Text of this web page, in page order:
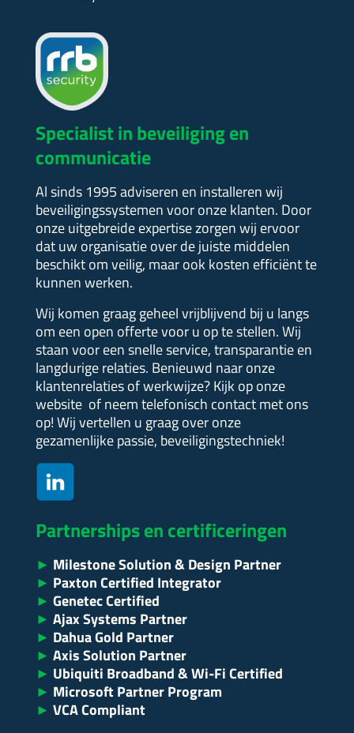
Specialist in beveiliging en
communicatie
Al sinds 1995 adviseren en installeren wij
beveiligingssystemen voor onze klanten. Door
onze uitgebreide expertise zorgen wij ervoor
dat uw organisatie over de juiste middelen
beschikt om veilig, maar ook kosten efficiënt te
kunnen werken.
Wij komen graag geheel vrijblijvend bij u langs
om een open offerte voor u op te stellen.Wij
staan voor een snelle service, transparantie en
langdurige relaties. Benieuwd naar onze
klantenrelaties of werkwijze?Kijk op onze
website of neem telefonisch contact met ons
op! Wij vertellen u graag over onze
gezamenlijke passie, beveiligingstechniek!
Partnerships en certificeringen
► Milestone Solution & Design Partner
► Paxton Certified Integrator
► Genetec Certified
► Ajax Systems Partner
► Dahua Gold Partner
► Axis Solution Partner
► Ubiquiti Broadband & Wi-Fi Certified
► Microsoft Partner Program
► VCA Compliant